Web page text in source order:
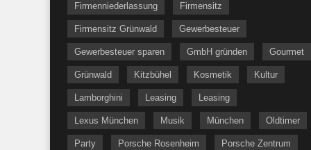
Firmenniederlassung Firmensitz
Firmensitz Grünwald Gewerbesteuer
Gewerbesteuer sparen GmbH gründen Gourmet
Grünwald Kitzbühel Kosmetik Kultur
Lamborghini Leasing Leasing
Lexus München Musik München Oldtimer
Party Porsche Rosenheim Porsche Zentrum